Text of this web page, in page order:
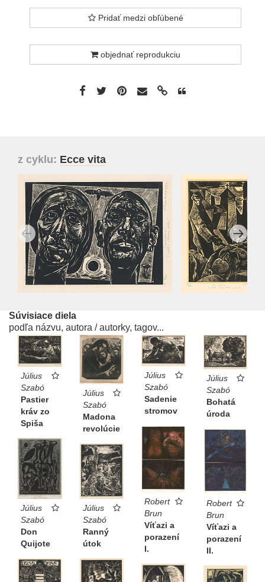
Pridať medzi obľúbené
objednať reprodukciu
z cyklu: Ecce vita
Súvisiace diela
podľa názvu, autora / autorky, tagov...
Július
Szabó
Pastier
kráv zo
Spiša
Július
Szabó
Madona
revolúcie
Július
Szabó
Sadenie
stromov
Július
Szabó
Bohatá
úroda
Robert
Brun
Víťazi a
porazení
I.
Robert
Brun
Víťazi a
porazení
II.
Július
Szabó
Don
Quijote
Július
Szabó
Ranný
útok